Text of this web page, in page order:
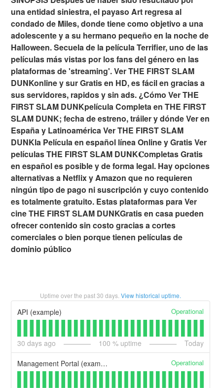
una entidad siniestra, el payaso Art regresa al
condado de Miles, donde tiene como objetivo a una
adolescente y a su hermano pequeño en la noche de
Halloween. Secuela de la película Terrifier, uno de las
películas más vistas por los fans del género en las
plataformas de 'streaming'. Ver THE FIRST SLAM
DUNKonline y sur Gratis en HD, es fácil en gracias a
sus servidores, rapidos y sin ads. ¿Cómo Ver THE
FIRST SLAM DUNKpelícula Completa en THE FIRST
SLAM DUNK; fecha de estreno, tráiler y dónde Ver en
España y Latinoamérica Ver THE FIRST SLAM
DUNKla Película en español línea Online y Gratis Ver
películas THE FIRST SLAM DUNK𝐂ompletas Gratis
en español es posible y de forma legal. Hay opciones
alternativas a Netflix y Amazon que no requieren
ningún tipo de pago ni suscripción y cuyo contenido
es totalmente gratuito. Estas plataformas para Ver
cine THE FIRST SLAM DUNKGratis en casa pueden
ofrecer contenido sin costo gracias a cortes
comerciales o bien porque tienen películas de
dominio público
Uptime over the past30 days. View historical uptime.
API (example) Operational
30 days ago 100 % uptime Today
Management Portal (example) Operational